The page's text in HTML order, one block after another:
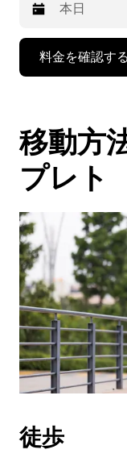
で
カ
レ
ン
ー
を
操
作
し、
日
付
を
選
択
ESC
ボ
料金を確認する
移動方
プレト
徒歩